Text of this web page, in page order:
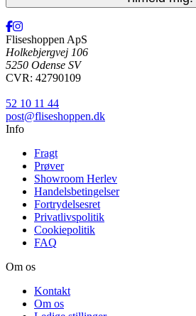
Fliseshoppen ApS
Holkebjergvej 106
5250 Odense SV
CVR: 42790109
52 10 11 44
post@fliseshoppen.dk
Info
Fragt
Prøver
Showroom Herlev
Handelsbetingelser
Fortrydelsesret
Privatlivspolitik
Cookiepolitik
FAQ
Om os
Kontakt
Om os